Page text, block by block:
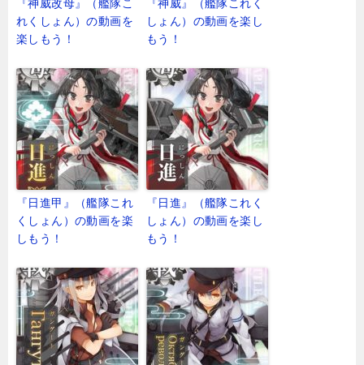
『神威改母』（艦隊こ
れくしょん）の動画を
楽しもう！
『神威』（艦隊これく
しょん）の動画を楽し
もう！
『日進甲』（艦隊これ
くしょん）の動画を楽
しもう！
『日進』（艦隊これく
しょん）の動画を楽し
もう！